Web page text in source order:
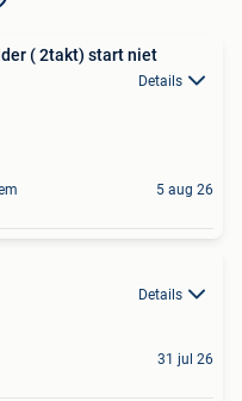
Bakfrees holder ( 2takt) start niet
Details
5 aug 26
Details
31 jul 26